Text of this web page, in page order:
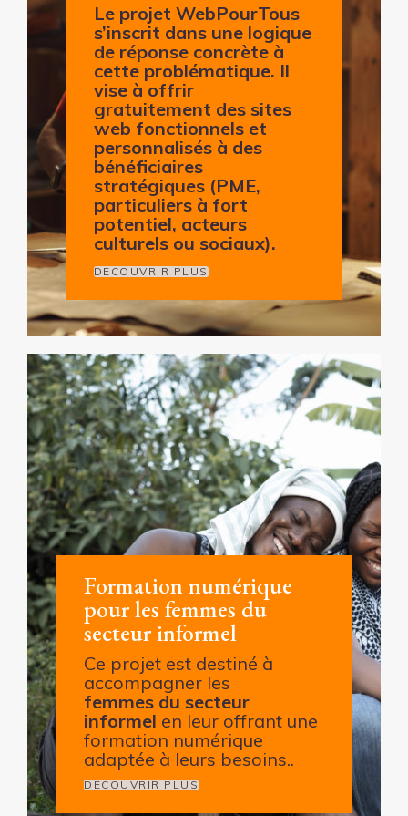
Le projet WebPourTous
s’inscrit dans une logique
de réponse concrète à
cette problématique. Il
vise à offrir
gratuitement des sites
web fonctionnels et
personnalisés à des
bénéficiaires
stratégiques (PME,
particuliers à fort
potentiel, acteurs
culturels ou sociaux).
DECOUVRIR PLUS
Formation numérique
pour les femmes du
secteur informel
Ce projet est destiné à
accompagner les
femmes du secteur
informel en leur offrant une
formation numérique
adaptée à leurs besoins..
DECOUVRIR PLUS